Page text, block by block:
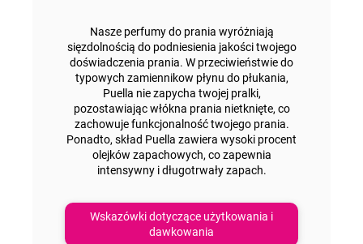
Nasze perfumy do prania wyróżniają
sięzdolnością do podniesienia jakości twojego
doświadczenia prania. W przeciwieństwie do
typowych zamiennikow płynu do płukania,
Puella nie zapycha twojej pralki,
pozostawiając włókna prania nietknięte, co
zachowuje funkcjonalność twojego prania.
Ponadto, skład Puella zawiera wysoki procent
olejków zapachowych, co zapewnia
intensywny i długotrwały zapach.
Wskazówki dotyczące użytkowania i
dawkowania